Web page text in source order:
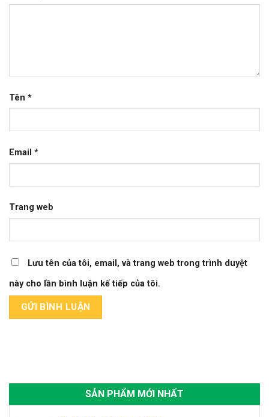
Tên *
Email *
Trang web
Lưu tên của tôi, email, và trang web trong trình duyệt
này cho lần bình luận kế tiếp của tôi.
SẢN PHẨM MỚI NHẤT